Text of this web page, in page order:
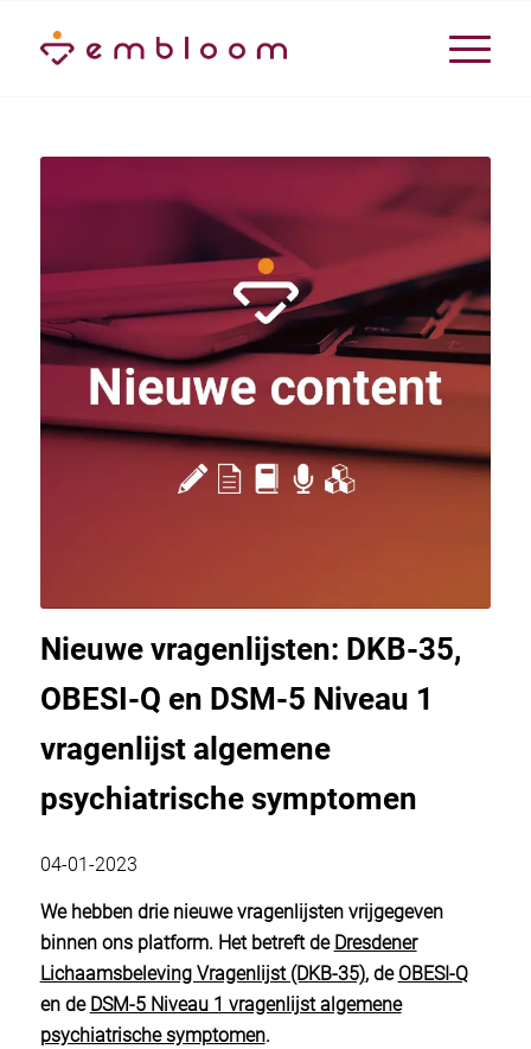
Nieuwe vragenlijsten: DKB-35,
OBESI-Q en DSM-5 Niveau 1
vragenlijst algemene
psychiatrische symptomen
04-01-2023
We hebben drie nieuwe vragenlijsten vrijgegeven
binnen ons platform. Het betreft de Dresdener
Lichaamsbeleving Vragenlijst (DKB-35), de OBESI-Q
en de DSM-5 Niveau 1 vragenlijst algemene
psychiatrische symptomen.